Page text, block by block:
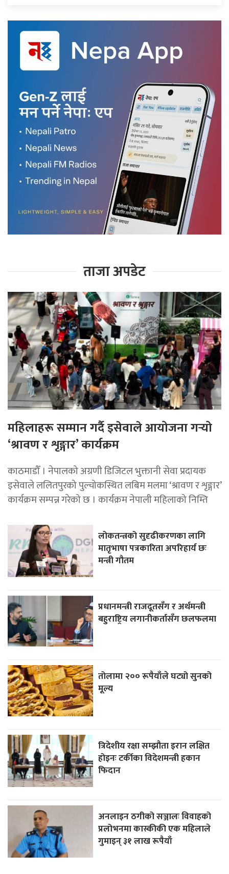
ताजा अपडेट
महिलाहरू सम्मान गर्दै इसेवाले आयोजना गर्‍यो
‘श्रावण र शृङ्गार’ कार्यक्रम
काठमाडौँ । नेपालको अग्रणी डिजिटल भुक्तानी सेवा प्रदायक
इसेवाले ललितपुरको पुल्चोकस्थित लबिम मलमा ‘श्रावण र शृङ्गार’
कार्यक्रम सम्पन्न गरेको छ । कार्यक्रम नेपाली महिलाको निम्ति
लोकतन्त्रको सुदृढीकरणका लागि
मातृभाषा पत्रकारिता अपरिहार्य छः
मन्त्री गौतम
प्रधानमन्त्री राजदूतसँग र अर्थमन्त्री
बहुराष्ट्रिय लगानीकर्तासँग छलफलमा
तोलामा २०० रूपैयाँले घट्यो सुनको
मूल्य
त्रिदेशीय रक्षा सम्झौता इरान लक्षित
होइनः टर्कीका विदेशमन्त्री हकान
फिदान
अनलाइन ठगीको सञ्जालः विवाहको
प्रलोभनमा कास्कीकी एक महिलाले
गुमाइन् ३१ लाख रूपैयाँ